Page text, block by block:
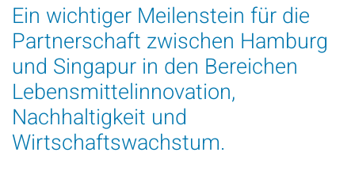
Ein wichtiger Meilenstein für die
Partnerschaft zwischen Hamburg
und Singapur in den Bereichen
Lebensmittelinnovation,
Nachhaltigkeit und
Wirtschaftswachstum.